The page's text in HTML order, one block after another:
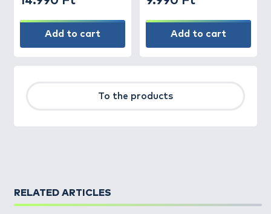
Add to cart Add to cart
To the products
RELATED ARTICLES